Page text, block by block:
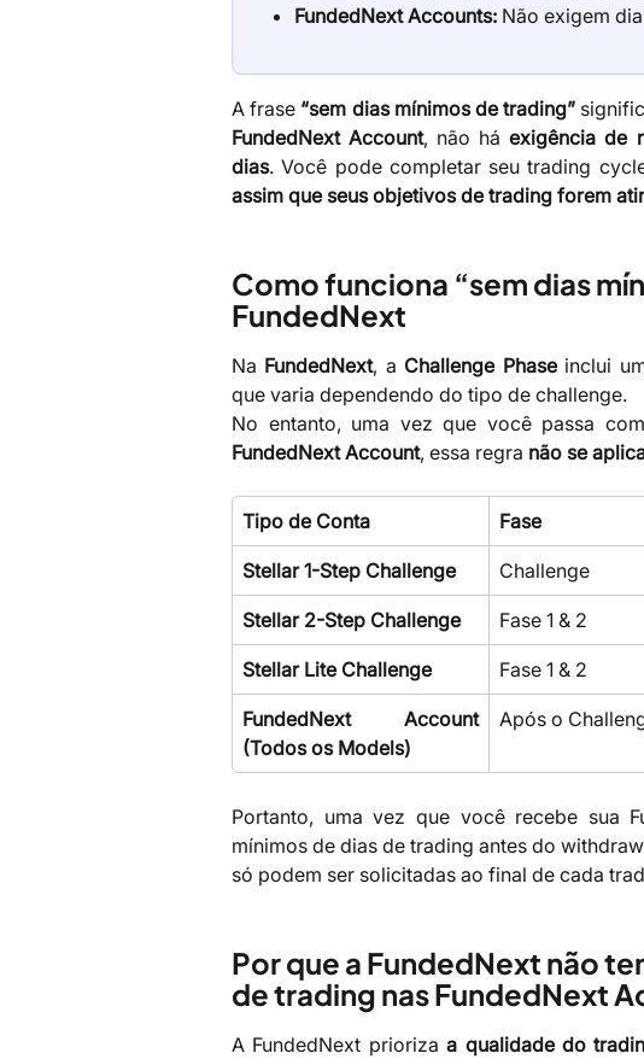
FundedNext Accounts: Não exigem
A frase “sem dias mínimos de trading”
FundedNext Account, não háexigência de
dias. Você pode completar seu trading
assim que seus objetivos de trading forem
Como funciona “sem dias
FundedNext
Na FundedNext, a Challenge Phaseinclui
que varia dependendo do tipo de challenge.
No entanto, uma vez que você passa
FundedNext Account, essa regra não se
Tipo de Conta Fase
Stellar 1-Step Challenge Challenge
Stellar 2-Step Challenge Fase 1 & 2
Stellar Lite Challenge Fase 1 & 2
FundedNext Account
(Todos os Models)
Após o
Portanto, uma vez que você recebe sua
mínimos de dias de trading antes do
só podem ser solicitadas ao final de cada
Por que a FundedNext não
de trading nas FundedNext
A FundedNext priorizaa qualidade do